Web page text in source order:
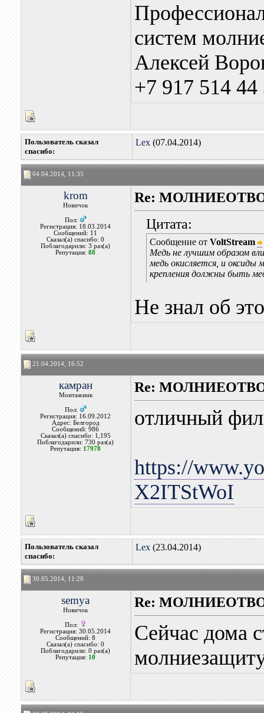
систем
Алексей
+7 917 514 44
Пользователь сказал
cпасибо:
Lex(07.04.2014)
04.04.2014, 11:35
krom
Новичок
Пол:
Регистрация: 18.03.2014
Сообщений: 11
Сказал(а) спасибо: 0
Поблагодарили: 3 раз(а)
Репутация:88
Re:
Цитата:
Сообщение от VoltStream
Медь не лучшим образом
медь окисляется, и оксиды
крепления должны быть
Не знал об
21.04.2014, 16:52
камран
Монтажник
Пол:
Регистрация: 16.09.2012
Адрес: Белгород
Сообщений: 986
Сказал(а) спасибо: 1,195
Поблагодарили: 730 раз(а)
Репутация: 17978
Re:
отличный
https://
X2ITStWoI
Пользователь сказал
cпасибо:
Lex(23.04.2014)
30.05.2014, 11:28
semya
Новичок
Пол:
Регистрация: 30.05.2014
Сообщений: 8
Сказал(а) спасибо: 0
Поблагодарили: 0 раз(а)
Репутация: 10
Re:
Сейчас дома